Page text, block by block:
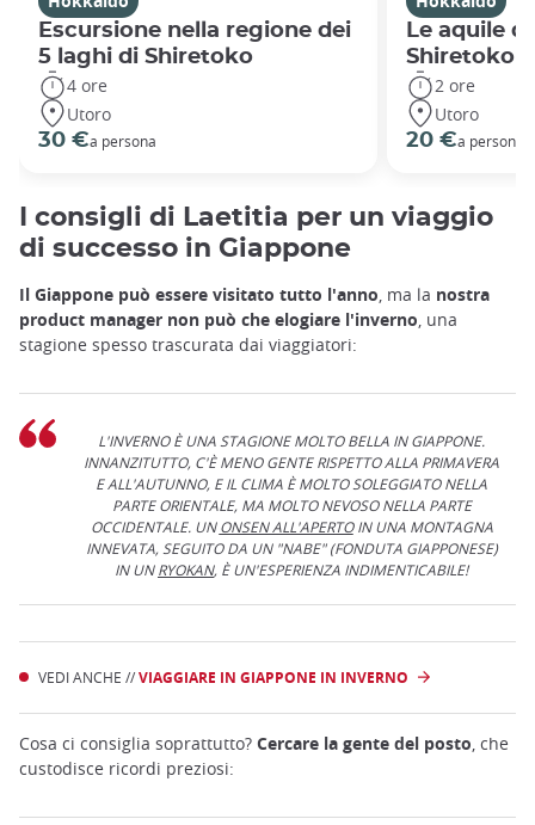
Escursione nella regione dei
5 laghi di Shiretoko
4 ore
Utoro
30 €a persona
Le aquile
Shiretoko
2 ore
Utoro
20 €a persona
I consigli di Laetitia per un viaggio
di successo in Giappone
Il Giappone può essere visitato tutto l'anno, ma la nostra
product manager non può che elogiare l'inverno, una
stagione spesso trascurata dai viaggiatori:
L'INVERNO È UNA STAGIONE MOLTO BELLA IN GIAPPONE.
INNANZITUTTO, C'È MENO GENTE RISPETTO ALLA PRIMAVERA
E ALL'AUTUNNO, E IL CLIMA È MOLTO SOLEGGIATO NELLA
PARTE ORIENTALE, MA MOLTO NEVOSO NELLA PARTE
OCCIDENTALE. UNONSEN ALL'APERTOIN UNA MONTAGNA
INNEVATA, SEGUITO DA UN "NABE" (FONDUTA GIAPPONESE)
IN UNRYOKAN, È UN'ESPERIENZA INDIMENTICABILE!
VEDI ANCHE //VIAGGIARE IN GIAPPONE IN INVERNO
Cosa ci consiglia soprattutto? Cercare la gente del posto, che
custodisce ricordi preziosi: